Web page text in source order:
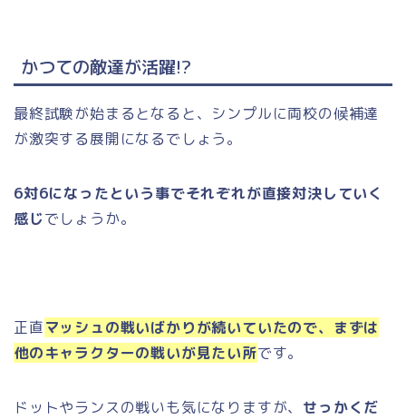
かつての敵達が活躍!?
最終試験が始まるとなると、シンプルに両校の候補達
が激突する展開になるでしょう。
6対6になったという事でそれぞれが直接対決していく
感じでしょうか。
正直マッシュの戦いばかりが続いていたので、まずは
他のキャラクターの戦いが見たい所です。
ドットやランスの戦いも気になりますが、 せっかくだ